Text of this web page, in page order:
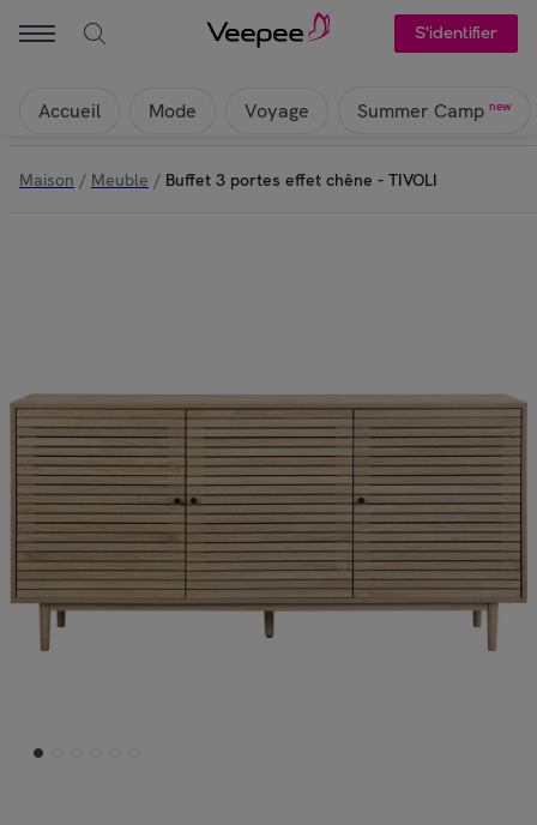
S'identifier
Accueil Mode Voyage Summer Camp new
Maison / Meuble / Buffet 3 portes effet chêne - TIVOLI